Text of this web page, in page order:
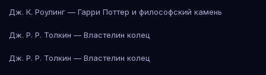
Дж. К. Роулинг — Гарри Поттер и философский камень
Дж. Р. Р. Толкин — Властелин колец
Дж. Р. Р. Толкин — Властелин колец